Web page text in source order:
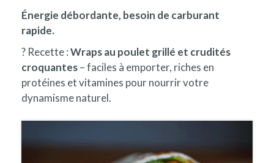
Énergie débordante, besoin de carburant
rapide.
? Recette :Wraps au poulet grillé et crudités
croquantes– faciles à emporter, riches en
protéines et vitamines pour nourrir votre
dynamisme naturel.